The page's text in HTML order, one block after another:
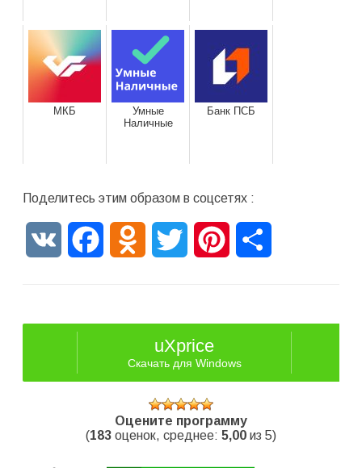
МКБ
Умные
Наличные
Банк ПСБ
Поделитесь этим образом в соцсетях :
VK FacebookOdnoklassniki
Twitter Pinterest
uXprice
Скачать для Windows
Оцените программу
(183 оценок, среднее: 5,00 из 5)